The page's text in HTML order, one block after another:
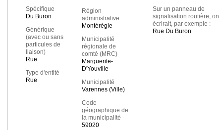
Spécifique
Du Buron
Générique
(avec ou sans
particules de
liaison)
Rue
Type d'entité
Rue
Région
administrative
Montérégie
Municipalité
régionale de
comté (MRC)
Marguerite-
D'Youville
Municipalité
Varennes (Ville)
Code
géographique de
la municipalité
59020
Sur un panneau de
signalisation routière, on
écrirait, par exemple :
Rue Du Buron